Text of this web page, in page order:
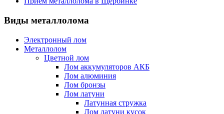
Виды металлолома
Электронный лом
Металлолом
Цветной лом
Лом аккумуляторов АКБ
Лом алюминия
Лом бронзы
Лом латуни
Латунная стружка
Лом латуни кусок